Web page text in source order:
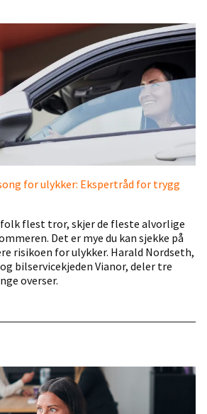
for ulykker: Ekspertråd for trygg
flest tror, skjer de fleste alvorlige
Det er mye du kan sjekke på
risikoen for ulykker. Harald Nordseth,
bilservicekjeden Vianor, deler tre
overser.